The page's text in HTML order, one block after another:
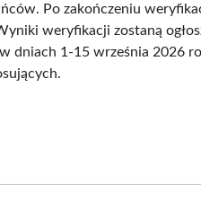
Po zakończeniu
weryfikacji zostaną
dniach 1-15 września 2026